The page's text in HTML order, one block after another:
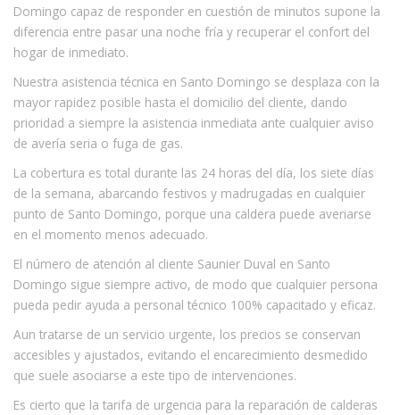
Domingo capaz de responder en cuestión de minutos supone la
diferencia entre pasar una noche fría y recuperar el confort del
hogar de inmediato.
Nuestra asistencia técnica en Santo Domingo se desplaza con la
mayor rapidez posible hasta el domicilio del cliente, dando
prioridad a siempre la asistencia inmediata ante cualquier aviso
de avería seria o fuga de gas.
La cobertura es total durante las 24 horas del día, los siete días
de la semana, abarcando festivos y madrugadas en cualquier
punto de Santo Domingo, porque una caldera puede averiarse
en el momento menos adecuado.
El número de atención al cliente Saunier Duval en Santo
Domingo sigue siempre activo, de modo que cualquier persona
pueda pedir ayuda a personal técnico 100% capacitado y eficaz.
Aun tratarse de un servicio urgente, los precios se conservan
accesibles y ajustados, evitando el encarecimiento desmedido
que suele asociarse a este tipo de intervenciones.
Es cierto que la tarifa de urgencia para la reparación de calderas